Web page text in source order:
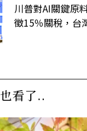
川普對AI關鍵原
徵15％關稅，台
看了..